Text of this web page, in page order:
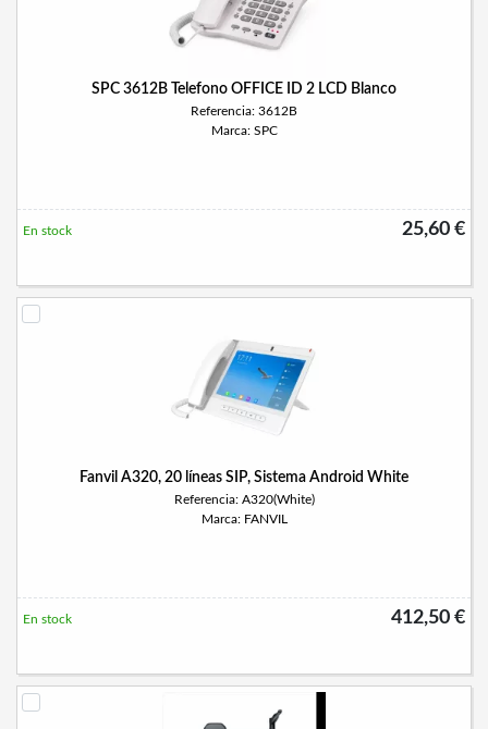
SPC 3612B Telefono OFFICE ID 2 LCD Blanco
Referencia: 3612B
Marca: SPC
25,60 €
En stock
Fanvil A320, 20 líneas SIP, Sistema Android White
Referencia: A320(White)
Marca: FANVIL
412,50 €
En stock